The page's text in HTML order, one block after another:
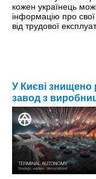
кожен українець
інформацію про свої
від трудової
У Києві
завод з